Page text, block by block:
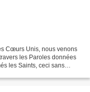
Cœurs Unis, nous venons
les Paroles données
les Saints, ceci sans